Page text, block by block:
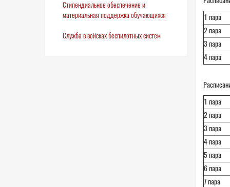
Стипендиальное обеспечение и
материальная поддержка обучающихся
Служба в войсках беспилотных систем
1 пара
2 пара
3 пара
4 пара
1 пара
2 пара
3 пара
4 пара
5 пара
6 пара
7 пара